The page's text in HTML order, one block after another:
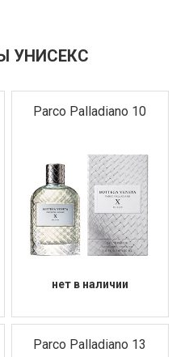
УНИСЕКС
Parco Palladiano 10
нет в наличии
Parco Palladiano 13